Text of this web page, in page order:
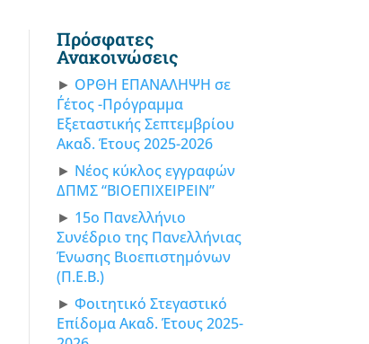
Πρόσφατες
Ανακοινώσεις
ΟΡΘΗ ΕΠΑΝΑΛΗΨΗ σε
Γ΄έτος -Πρόγραμμα
Εξεταστικής Σεπτεμβρίου
Ακαδ. Έτους 2025-2026
Νέος κύκλος εγγραφών
ΔΠΜΣ “ΒΙΟΕΠΙΧΕΙΡΕΙΝ”
15ο Πανελλήνιο
Συνέδριο της Πανελλήνιας
Ένωσης Βιοεπιστημόνων
(Π.Ε.Β.)
Φοιτητικό Στεγαστικό
Επίδομα Ακαδ. Έτους 2025-